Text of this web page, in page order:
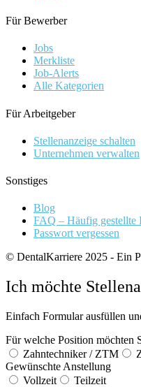
Für Bewerber
Jobs
Merkliste
Job-Alerts
Alle Kategorien
Für Arbeitgeber
Stellenanzeige schalten
Unternehmen verwalten
Sonstiges
Blog
FAQ – Häufig gestellte
Passwort vergessen
© DentalKarriere 2025 - Ein
Ich möchte
Einfach Formular ausfüllen
Für welche Position möchten
Zahntechniker / ZTM
Gewünschte Anstellung
Vollzeit
Teilzeit